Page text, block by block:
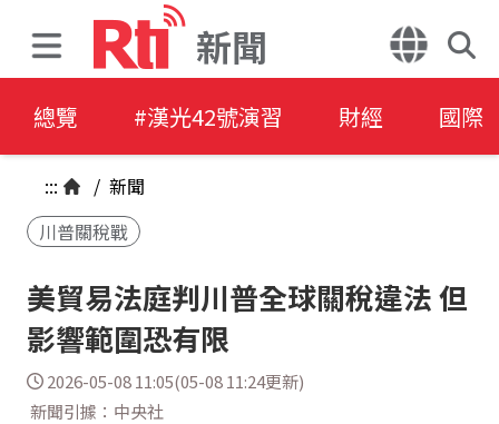
新聞
總覽 #漢光42號演習 財經 國際
::: / 新聞
川普關稅戰
美貿易法庭判川普全球關稅違法 但
影響範圍恐有限
2026-05-08 11:05(05-08 11:24更新)
新聞引據：中央社